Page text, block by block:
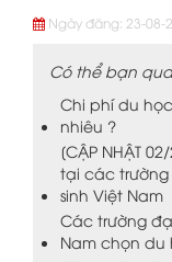
Ngày đăng: 23-08-
Có thể bạn
Chi phí du
nhiêu ?
[CẬP NHẬT
tại các trường
sinh Việt Nam
Các trường
Nam chọn du